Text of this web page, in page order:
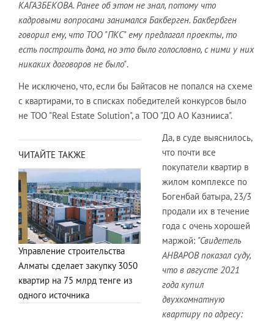
КАГАЗБЕКОВА. Ранее об этом не знал, потому что
кадровыми вопросами занимался Бакберген. Бакбербген
говорил ему, что ТОО "ПКС" ему предлагал проекты, то
есть построить дома, но это было голословно, с ними у них
никаких договоров не было".
Не исключено, что, если бы Байтасов не попался на схеме
с квартирами, то в списках победителей конкурсов было
не ТОО "Real Estate Solution", а ТОО "ДО АО Казнииса".
ЧИТАЙТЕ ТАКЖЕ
Управление строительства
Алматы сделает закупку 3050
квартир на 75 млрд тенге из
одного источника
Да, в суде выяснилось,
что почти все
покупатели квартир в
жилом комплексе по
Богенбай батыра, 23/3
продали их в течение
года с очень хорошей
маржой: "Свидетель
АНВАРОВ показал суду,
что в августе 2021
года купил
двухкомнатную
квартиру по адресу: